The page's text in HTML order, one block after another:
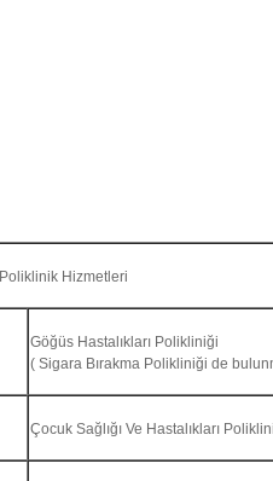
Poliklinik Hizmetleri
Göğüs Hastalıkları Polikliniği
( Sigara Bırakma Polikliniği de
Çocuk Sağlığı Ve Hastalıkları